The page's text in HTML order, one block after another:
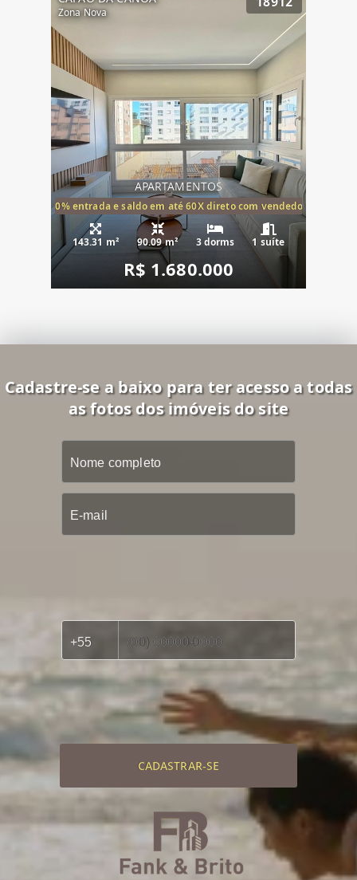
Zona Nova
APARTAMENTOS
20% entrada e saldo em até 60X direto com vendedor
143.31 m² 90.09 m² 3 dorms 1 suíte
R$ 1.680.000
Cadastre-se a baixo para ter acesso a todas
as fotos dos imóveis do site
CADASTRAR-SE